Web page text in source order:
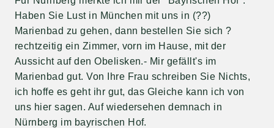
Haben Sie Lust in München mit uns in (??)
Marienbad zu gehen, dann bestellen Sie sich ?
rechtzeitig ein Zimmer, vorn im Hause, mit der
Aussicht auf den Obelisken.- Mir gefällt's im
Marienbad gut. Von Ihre Frau schreiben Sie Nichts,
ich hoffe es geht ihr gut, das Gleiche kann ich von
uns hier sagen. Auf wiedersehen demnach in
Nürnberg im bayrischen Hof.